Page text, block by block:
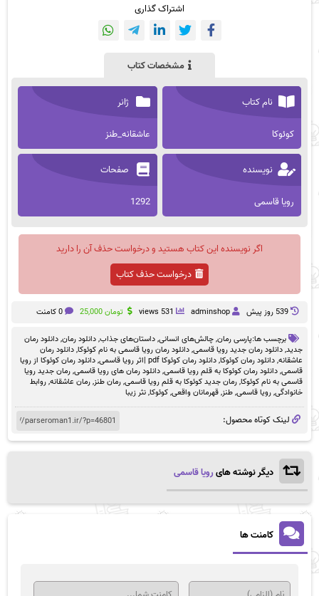
اشتراک گذاری
مشخصات کتاب
نام کتاب
کوئوکا
ژانر
عاشقانه_طنز
نویسنده
رویا قاسمی
صفحات
1292
اگر نویسنده این کتاب هستید و درخواست حذف آن را دارید
درخواست حذف کتاب
539 روز پيش adminshop
531 views تومان25,000 0 کامنت
برچسب ها:پارسی رمان,چالش‌های انسانی,داستان‌های جذاب,دانلود رمان,دانلود رمان
جدید,دانلود رمان جدید رویا قاسمی,دانلود رمان رویا قاسمی به نام کوئوکا,دانلود رمان
عاشقانه,دانلود رمان کوئوکا,دانلود رمان کوئوکا pdf |اثر رویا قاسمی ,دانلود رمان کوئوکا از رویا
قاسمی,دانلود رمان کوئوکا به قلم رویا قاسمی,دانلود رمان های رویا قاسمی,رمان جدید رویا
قاسمی به نام کوئوکا,رمان جدید کوئوکا به قلم رویا قاسمی,رمان طنز,رمان عاشقانه,روابط
خانوادگی,رویا قاسمی,طنز,قهرمانان واقعی,کوئوکا,نثر زیبا
لینک کوتاه محصول:
دیگر نوشته هایرویا قاسمی
کامنت ها